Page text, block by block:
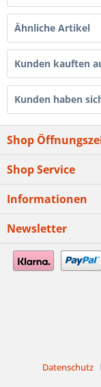
Ähnliche Artikel
Kunden kauften
Kunden haben
Shop
Shop Service
Informationen
Newsletter
Datenschutz